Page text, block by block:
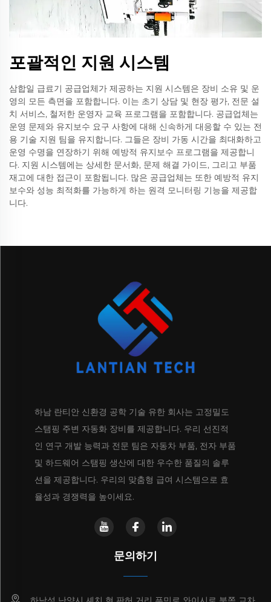
포괄적인 지원 시스템
삼합일 급료기 공급업체가 제공하는 지원 시스템은 장비 소유 및 운
영의 모든 측면을 포함합니다. 이는 초기 상담 및 현장 평가, 전문 설
치 서비스, 철저한 운영자 교육 프로그램을 포함합니다. 공급업체는
운영 문제와 유지보수 요구 사항에 대해 신속하게 대응할 수 있는 전
용 기술 지원 팀을 유지합니다. 그들은 장비 가동 시간을 최대화하고
운영 수명을 연장하기 위해 예방적 유지보수 프로그램을 제공합니
다. 지원 시스템에는 상세한 문서화, 문제 해결 가이드, 그리고 부품
재고에 대한 접근이 포함됩니다. 많은 공급업체는 또한 예방적 유지
보수와 성능 최적화를 가능하게 하는 원격 모니터링 기능을 제공합
니다.
하남 란티안 신환경 공학 기술 유한 회사는 고정밀도
스탬핑 주변 자동화 장비를 제공합니다. 우리 선진적
인 연구 개발 능력과 전문 팀은 자동차 부품, 전자 부품
및 하드웨어 스탬핑 생산에 대한 우수한 품질의 솔루
션을 제공합니다. 우리의 맞춤형 급여 시스템으로 효
율성과 경쟁력을 높이세요.
문의하기